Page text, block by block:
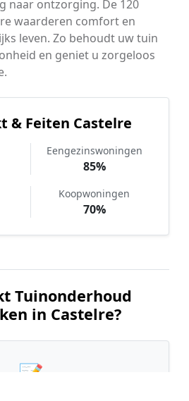
naar ontzorging. De 120
waarderen comfort en
leven. Zo behoudt uw tuin
en geniet u zorgeloos
& Feiten Castelre
Eengezinswoningen
85%
Koopwoningen
70%
Tuinonderhoud
in Castelre?
📝